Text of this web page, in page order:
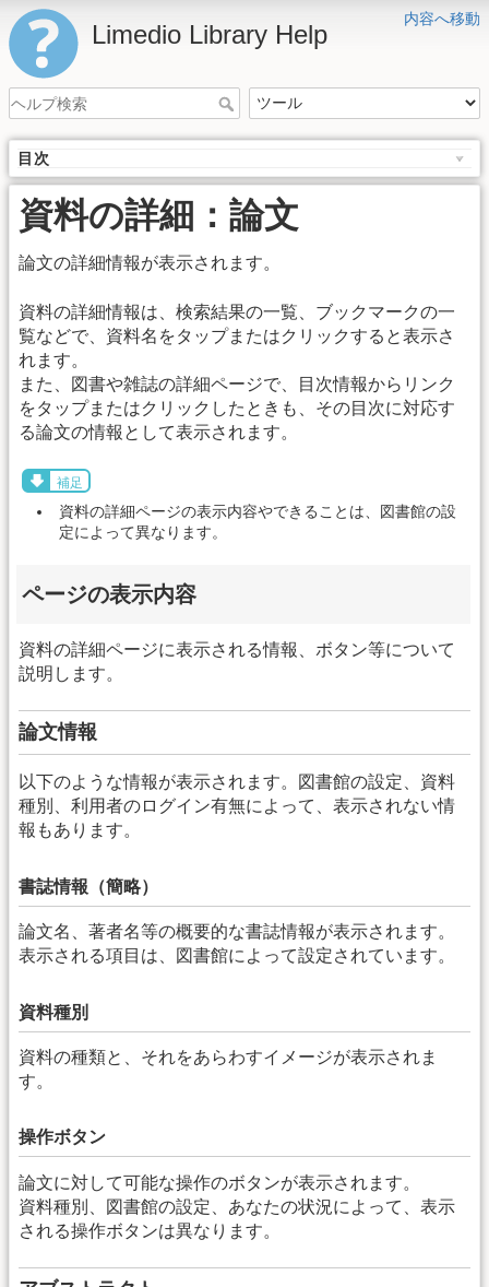
内容へ移動
Limedio Library Help
目次
資料の詳細：論文
論文の詳細情報が表示されます。
資料の詳細情報は、検索結果の一覧、ブックマークの一
覧などで、資料名をタップまたはクリックすると表示さ
れます。
また、図書や雑誌の詳細ページで、目次情報からリンク
をタップまたはクリックしたときも、その目次に対応す
る論文の情報として表示されます。
補足
資料の詳細ページの表示内容やできることは、図書館の設
定によって異なります。
ページの表示内容
資料の詳細ページに表示される情報、ボタン等について
説明します。
論文情報
以下のような情報が表示されます。図書館の設定、資料
種別、利用者のログイン有無によって、表示されない情
報もあります。
書誌情報（簡略）
論文名、著者名等の概要的な書誌情報が表示されます。
表示される項目は、図書館によって設定されています。
資料種別
資料の種類と、それをあらわすイメージが表示されま
す。
操作ボタン
論文に対して可能な操作のボタンが表示されます。
資料種別、図書館の設定、あなたの状況によって、表示
される操作ボタンは異なります。